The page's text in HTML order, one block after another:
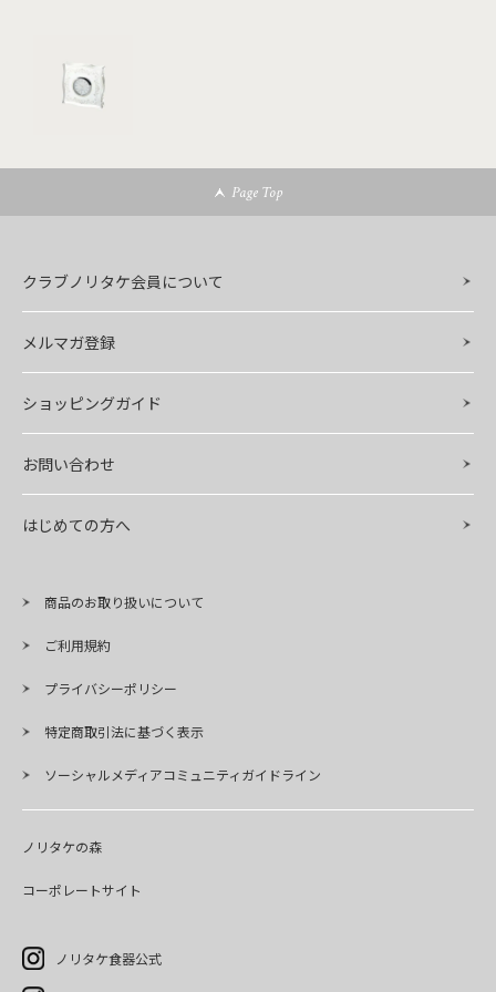
Page Top
クラブノリタケ会員について
メルマガ登録
ショッピングガイド
お問い合わせ
はじめての方へ
商品のお取り扱いについて
ご利用規約
プライバシーポリシー
特定商取引法に基づく表示
ソーシャルメディアコミュニティガイドライン
ノリタケの森
コーポレートサイト
ノリタケ食器公式